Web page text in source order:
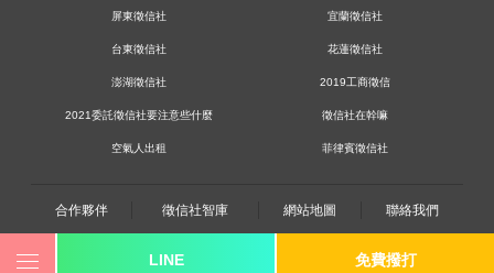
LINE 免費撥打
屏東徵信社 宜蘭徵信社
台東徵信社 花蓮徵信社
澎湖徵信社 2019工商徵信
2021委託徵信社要注意些什麼 徵信社在幹嘛
空氣人出租 菲律賓徵信社
合作夥伴 徵信社智庫 網站地圖 聯絡我們
0800-250-555 revote990109@gmail.com